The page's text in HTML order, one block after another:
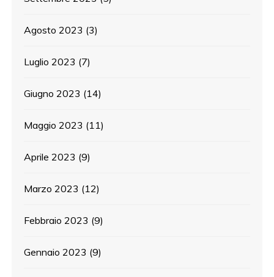
Agosto 2023 (3)
Luglio 2023 (7)
Giugno 2023 (14)
Maggio 2023 (11)
Aprile 2023 (9)
Marzo 2023 (12)
Febbraio 2023 (9)
Gennaio 2023 (9)